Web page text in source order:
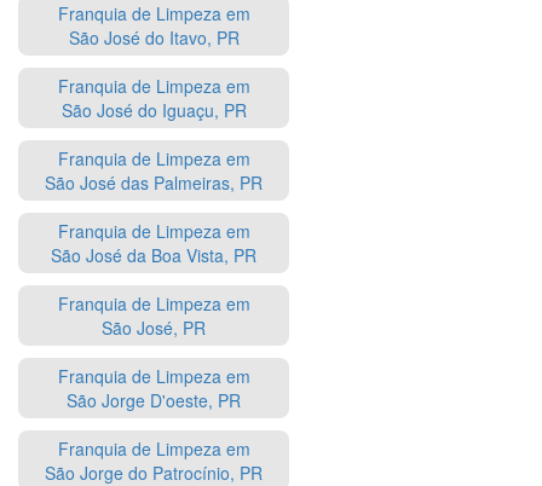
Franquia de Limpeza em
São José do Itavo, PR
Franquia de Limpeza em
São José do Iguaçu, PR
Franquia de Limpeza em
São José das Palmeiras, PR
Franquia de Limpeza em
São José da Boa Vista, PR
Franquia de Limpeza em
São José, PR
Franquia de Limpeza em
São Jorge D'oeste, PR
Franquia de Limpeza em
São Jorge do Patrocínio, PR